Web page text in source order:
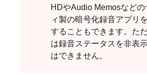
HDやAudio Memosなど
ィ製の暗号化録音アプリ
することもできます。た
は録音ステータスを非表
はできません。